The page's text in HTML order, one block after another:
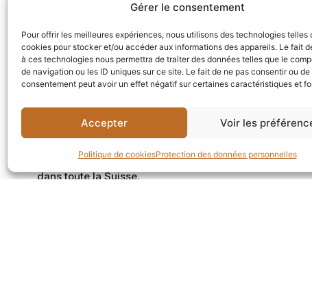
Gérer le consentement
Pour offrir les meilleures expériences, nous utilisons des technologies telles
cookies pour stocker et/ou accéder aux informations des appareils. Le fait
à ces technologies nous permettra de traiter des données telles que le
de navigation ou les ID uniques sur ce site. Le fait de ne pas consentir ou de
consentement peut avoir un effet négatif sur certaines caractéristiques et
Accepter Voir les
Politique de cookiesProtection des données personnelles
Peu adapté aux finitions teintées
Sol verni
Résistant aux taches
Facile à nettoyer
Indispensable pour les sols teintés artificiellement
Rayures profondes plus complexes à réparer,
, nous vous
dans notreshowroom à Lausannepour discuter de
dans toute la Suisse.